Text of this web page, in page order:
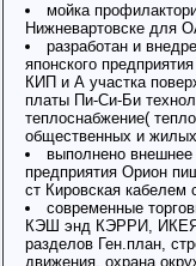
мойка
Нижневартовске для
разработан и
японского
КИП и А участка
платы Пи-Си-Би
теплоснабжение(
общественных и
выполнено внешнее
предприятия Орион
ст Кировская кабелем
современные
КЭШ энд КЭРРИ, ИКЕЯ,
разделов Ген.план,
движения, охрана